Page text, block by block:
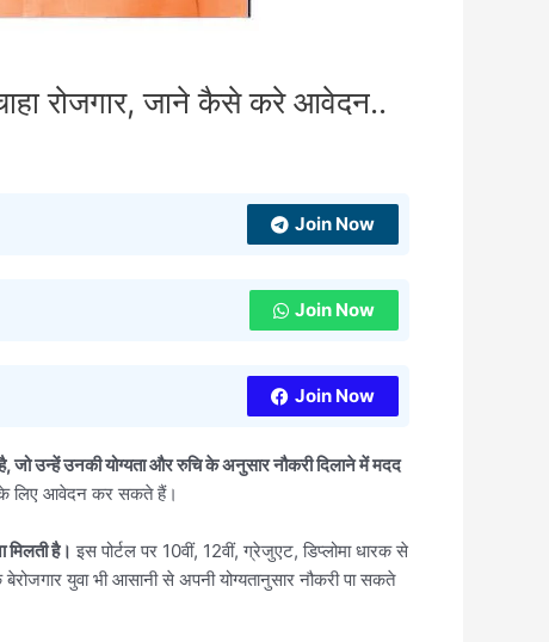
रोजगार, जाने कैसे करे आवेदन..
Join Now
Join Now
Join Now
उन्हें उनकी योग्यता और रुचि के अनुसार नौकरी दिलाने में मदद
के लिए आवेदन कर सकते हैं।
मिलती है। इस पोर्टल पर 10वीं, 12वीं, ग्रेजुएट, डिप्लोमा धारक से
युवा भी आसानी से अपनी योग्यतानुसार नौकरी पा सकते